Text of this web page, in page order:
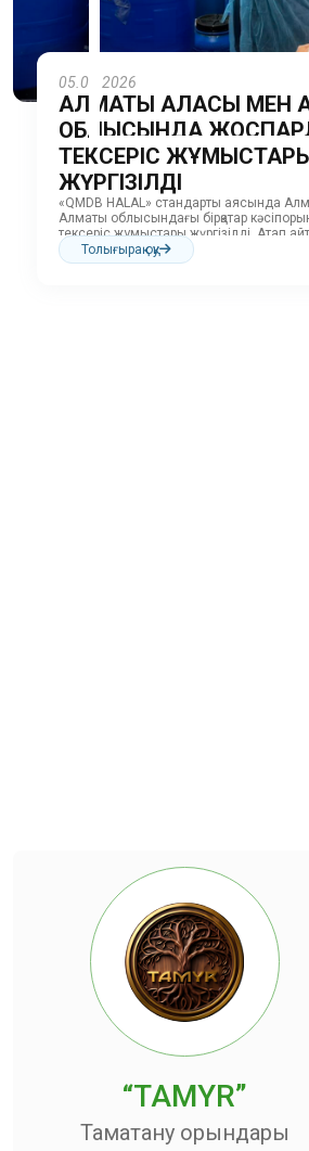
05.08.2026
АЛМАТЫ ҚАЛАСЫ МЕН
ОБЛЫСЫНДА
ТЕКСЕРІС
ЖҮРГІЗІЛДІ
«QMDB HALAL» стандарты аясында
Алматы облысындағы бірқатар
тексеріс жұмыстары жүргізілді. Атап
«Первомайские деликатесы»,...
Толығырақ оқу
“TAMYR”
Тамақтану орындары